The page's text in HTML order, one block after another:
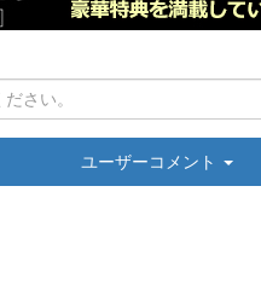
ユーザーコメント